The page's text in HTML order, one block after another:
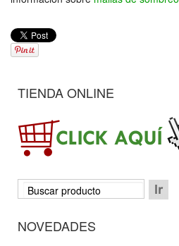
TIENDA ONLINE
NOVEDADES